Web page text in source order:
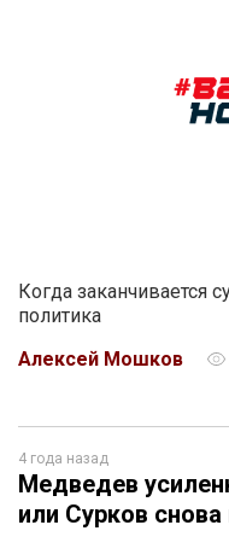
Когда заканчивается
политика
Алексей Мошков
4 года назад
Медведев
или Сурков